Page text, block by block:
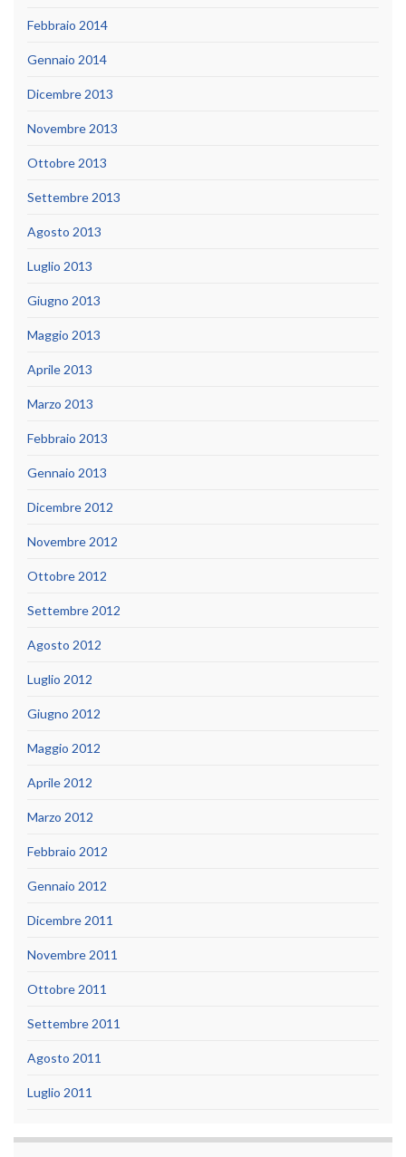
Febbraio 2014
Gennaio 2014
Dicembre 2013
Novembre 2013
Ottobre 2013
Settembre 2013
Agosto 2013
Luglio 2013
Giugno 2013
Maggio 2013
Aprile 2013
Marzo 2013
Febbraio 2013
Gennaio 2013
Dicembre 2012
Novembre 2012
Ottobre 2012
Settembre 2012
Agosto 2012
Luglio 2012
Giugno 2012
Maggio 2012
Aprile 2012
Marzo 2012
Febbraio 2012
Gennaio 2012
Dicembre 2011
Novembre 2011
Ottobre 2011
Settembre 2011
Agosto 2011
Luglio 2011